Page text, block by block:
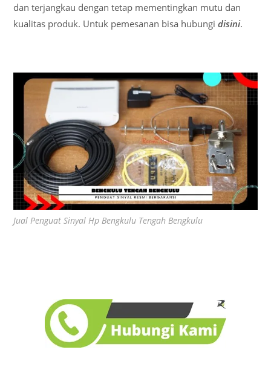
dan terjangkau dengan tetap mementingkan mutu dan
kualitas produk. Untuk pemesanan bisa hubungidisini.
Jual Penguat Sinyal Hp Bengkulu Tengah Bengkulu